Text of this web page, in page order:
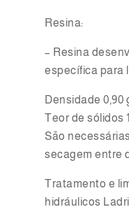
Resina:
– Resina
específica para
Densidade 0,90
Teor de sólidos
São
secagem entre
Tratamento e
hidráulicos